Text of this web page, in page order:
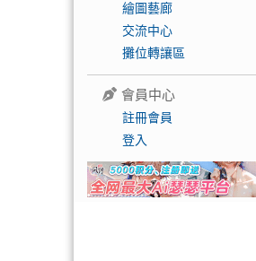
繪圖藝廊
交流中心
攤位轉讓區
會員中心
註冊會員
登入